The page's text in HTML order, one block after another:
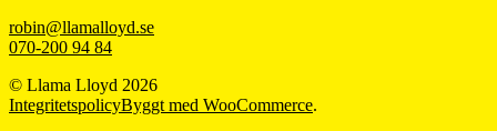
robin@llamalloyd.se
070-200 94 84
© Llama Lloyd 2026
IntegritetspolicyByggt med WooCommerce.